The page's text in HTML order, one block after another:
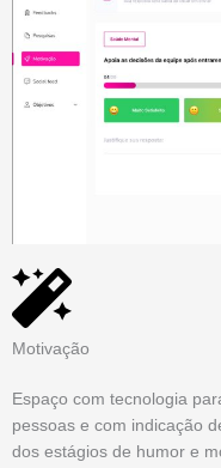
Motivação
Espaço com tecnologia
pessoas e com indicação
dos estágios de humor e